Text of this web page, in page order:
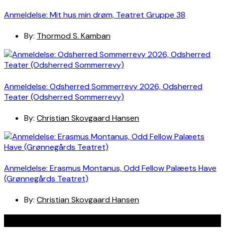
Anmeldelse: Mit hus min drøm, Teatret Gruppe 38
By: Thormod S. Kamban
Anmeldelse: Odsherred Sommerrevy 2026, Odsherred
Teater (Odsherred Sommerrevy)
By: Christian Skovgaard Hansen
Anmeldelse: Erasmus Montanus, Odd Fellow Palæets Have
(Grønnegårds Teatret)
By: Christian Skovgaard Hansen